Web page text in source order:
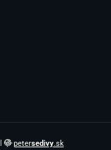
petersedivy.sk